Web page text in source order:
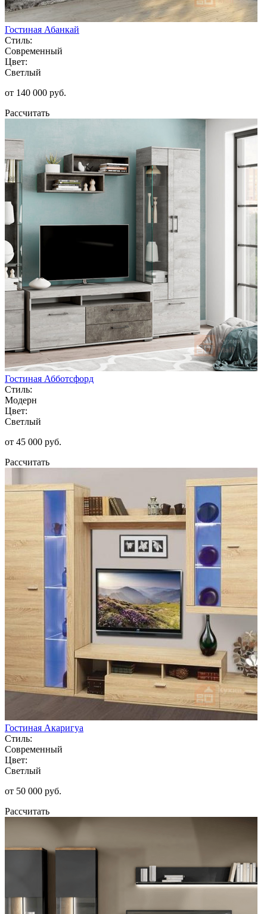
Гостиная Абанкай
Стиль:
Современный
Цвет:
Светлый
от 140 000 руб.
Рассчитать
Гостиная Абботсфорд
Стиль:
Модерн
Цвет:
Светлый
от 45 000 руб.
Рассчитать
Гостиная Акаригуа
Стиль:
Современный
Цвет:
Светлый
от 50 000 руб.
Рассчитать